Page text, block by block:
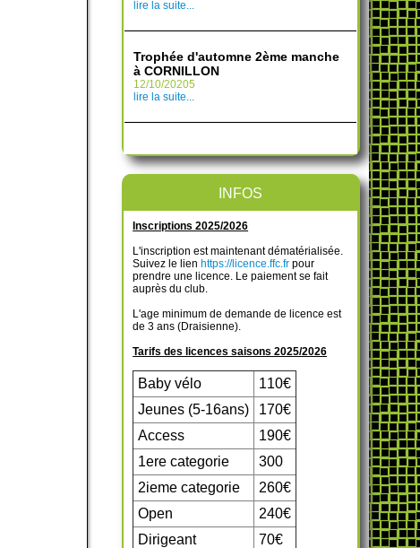
lire la suite...
Trophée d'automne 2ème manche
à CORNILLON
12/10/20205
lire la suite...
INFOS
Inscriptions 2025/2026
L'inscription est maintenant dématérialisée.
Suivez le lienhttps://licence.ffc.fr pour
prendre une licence. Le paiement se fait
auprès du club.
L'age minimum de demande de licence est
de 3 ans (Draisienne).
Tarifs des licences saisons 2025/2026
Baby vélo
110€
Jeunes (5-16ans)
170€
Access
190€
1ere categorie
300
2ieme categorie
260€
Open
240€
Dirigeant
70€